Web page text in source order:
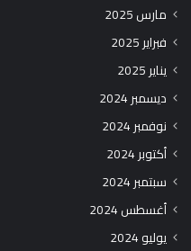
مارس 2025
فبراير 2025
يناير 2025
ديسمبر 2024
نوفمبر 2024
أكتوبر 2024
سبتمبر 2024
أغسطس 2024
يوليو 2024